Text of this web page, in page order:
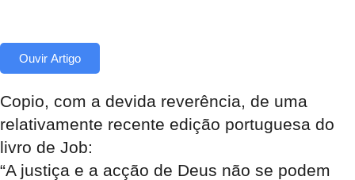
Ouvir Artigo
Copio, com a devida reverência, de uma
relativamente recente edição portuguesa do
livro de Job:
“A justiça e a acção de Deus não se podem